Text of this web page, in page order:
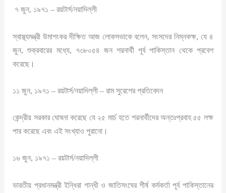
৭ জুন, ১৯৭১ – রয়টার্স/নয়াদিল্লী
স্বাস্থ্যমন্ত্রী উমাশংকর দীক্ষিত আজ লোকসভাকে বলেন, সংসদের নিম্নকক্ষ, যে ৪
জুন, শুক্রবারের মধ্যে, ৭৩৮০৫৪ জন শরনার্থী পূর্ব পাকিস্তান থেকে প্রবেশ
করেছে।
১১ জুন, ১৯৭১ – রয়টার্স/নয়াদিল্লী – রাম সুরেশের প্রতিবেদন
কেন্দ্রীয় সরকার ঘোষনা করেছে যে ২৫ মার্চ হতে শরনার্থীদের অন্তঃপ্রবাহ ৫৫ লক্ষ
পার করেছে এবং এই সংখ্যাও পুরানো।
১৬ জুন, ১৯৭১ – রয়টার্স/নয়াদিল্লী
ভারতীয় প্রধানমন্ত্রী ইন্ধিরা গান্ধী ও জাতিসংঘের শীর্ষ কর্মকর্তা পূর্ব পাকিস্তানের